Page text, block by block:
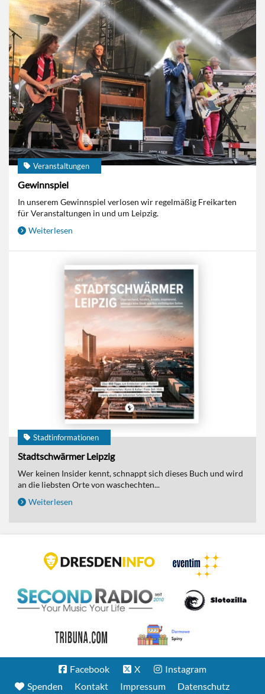
Veranstaltungen
Gewinnspiel
In unserem Gewinnspiel verlosen wir regelmäßig Freikarten
für Veranstaltungen in und um Leipzig.
Weiterlesen
Stadtinformationen
Stadtschwärmer Leipzig
Wer keinen Insider kennt, schnappt sich dieses Buch und wird
an die liebsten Orte von waschechten...
Weiterlesen
Facebook X
Instagram
Spenden
Kontakt Impressum
Datenschutz